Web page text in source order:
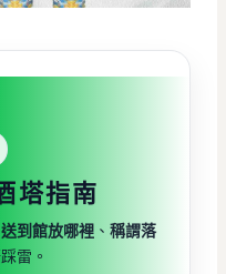
塔指南
送到館放哪裡 、稱謂落
雷。